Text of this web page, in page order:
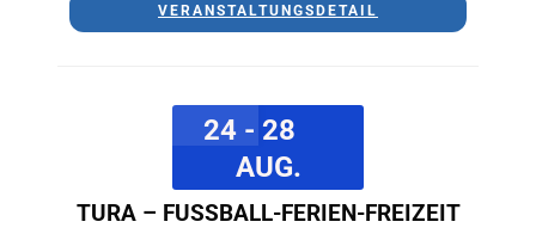
VERANSTALTUNGSDETAIL
24 - 28
AUG.
TURA – FUSSBALL-FERIEN-FREIZEIT